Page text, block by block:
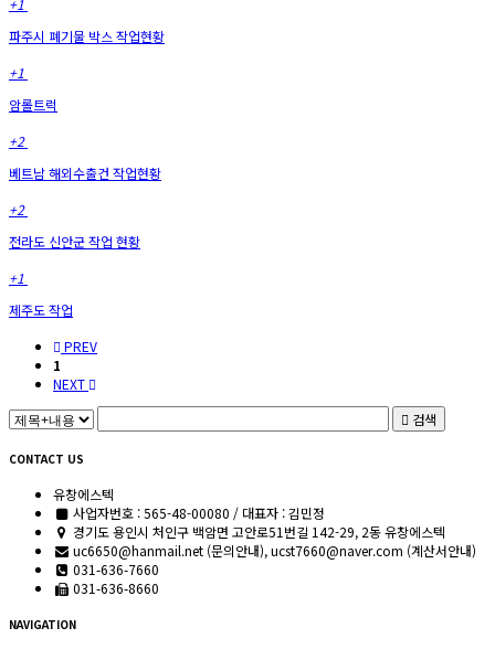
파주시 폐기물 박스 작업현황
+1
암롤트럭
+2
베트남 해외수출건 작업현황
+2
전라도 신안군 작업 현황
+1
제주도 작업
PREV
1
NEXT
검색
CONTACT US
유창에스텍
사업자번호 : 565-48-00080 / 대표자 : 김민정
경기도 용인시 처인구 백암면 고안로51번길 142-29, 2동 유창에스텍
uc6650@hanmail.net (문의안내), ucst7660@naver.com (계산서안내)
031-636-7660
031-636-8660
NAVIGATION